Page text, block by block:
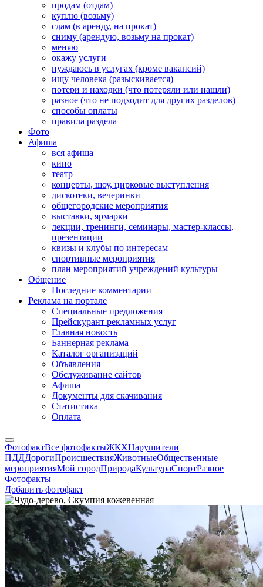
продам (отдам)
куплю (возьму)
сдам (в аренду, на прокат)
сниму (арендую, возьму на прокат)
меняю
окажу услуги
нуждаюсь в услугах (кроме вакансий)
ищу человека (разыскивается)
потери и находки (что потеряли или нашли)
разное (что не подходит для других разделов)
способы оплаты
правила раздела
Фото
Афиша
вся афиша
кино
театр
концерты, шоу, цирковые выступления
дискотеки, вечеринки
общегородские мероприятия
выставки, ярмарки
лекции, тренинги, семинары, мастер-классы,
презентации
квизы и клубы по интересам
спортивные мероприятия
план мероприятий учреждений культуры
Общение
Последние комментарии
Реклама на портале
Специальные предложения
Прейскурант рекламных услуг
Главная новость
Баннерная реклама
Каталог организаций
Объявления
Обслуживание сайтов
Афиша
Документы для скачивания
Статистика
Оплата
ФотофактВсе фотофактыЖКХНарушители
ПДДДорогиПроисшествияЖивотныеОбщественные
мероприятияМой городПриродаКультураСпортРазное
Фотофакты
Добавить фотофакт